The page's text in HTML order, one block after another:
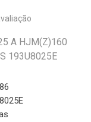
A HJM(Z)160
193U8025E